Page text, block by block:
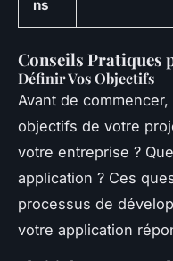
ns
Conseils Pratiques
Définir Vos Objectifs
Avant de
objectifs de votre
votre entreprise ?
application ? Ces
processus de
votre application